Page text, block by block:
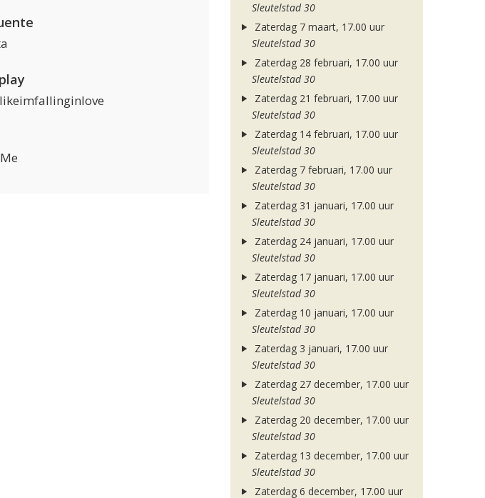
Sleutelstad 30
Zaterdag 7 maart, 17.00 uur
Sleutelstad 30
Zaterdag 28 februari, 17.00 uur
Sleutelstad 30
Zaterdag 21 februari, 17.00 uur
Sleutelstad 30
Zaterdag 14 februari, 17.00 uur
Sleutelstad 30
Zaterdag 7 februari, 17.00 uur
Sleutelstad 30
Zaterdag 31 januari, 17.00 uur
Sleutelstad 30
Zaterdag 24 januari, 17.00 uur
Sleutelstad 30
Zaterdag 17 januari, 17.00 uur
Sleutelstad 30
Zaterdag 10 januari, 17.00 uur
Sleutelstad 30
Zaterdag 3 januari, 17.00 uur
Sleutelstad 30
Zaterdag 27 december, 17.00 uur
Sleutelstad 30
Zaterdag 20 december, 17.00 uur
Sleutelstad 30
Zaterdag 13 december, 17.00 uur
Sleutelstad 30
Zaterdag 6 december, 17.00 uur